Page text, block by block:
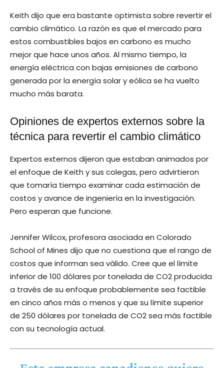
Keith dijo que era bastante optimista sobre revertir el
cambio climático. La razón es que el mercado para
estos combustibles bajos en carbono es mucho
mejor que hace unos años. Al mismo tiempo, la
energía eléctrica con bajas emisiones de carbono
generada por la energía solar y eólica se ha vuelto
mucho más barata.
Opiniones de expertos externos sobre la
técnica para revertir el cambio climático
Expertos externos dijeron que estaban animados por
el enfoque de Keith y sus colegas, pero advirtieron
que tomaría tiempo examinar cada estimación de
costos y avance de ingeniería en la investigación.
Pero esperan que funcione.
Jennifer Wilcox, profesora asociada en Colorado
School of Mines dijo que no cuestiona que el rango de
costos que informan sea válido. Cree que el límite
inferior de 100 dólares por tonelada de CO2 producida
a través de su enfoque probablemente sea factible
en cinco años más o menos y que su límite superior
de 250 dólares por tonelada de CO2 sea más factible
con su tecnología actual.